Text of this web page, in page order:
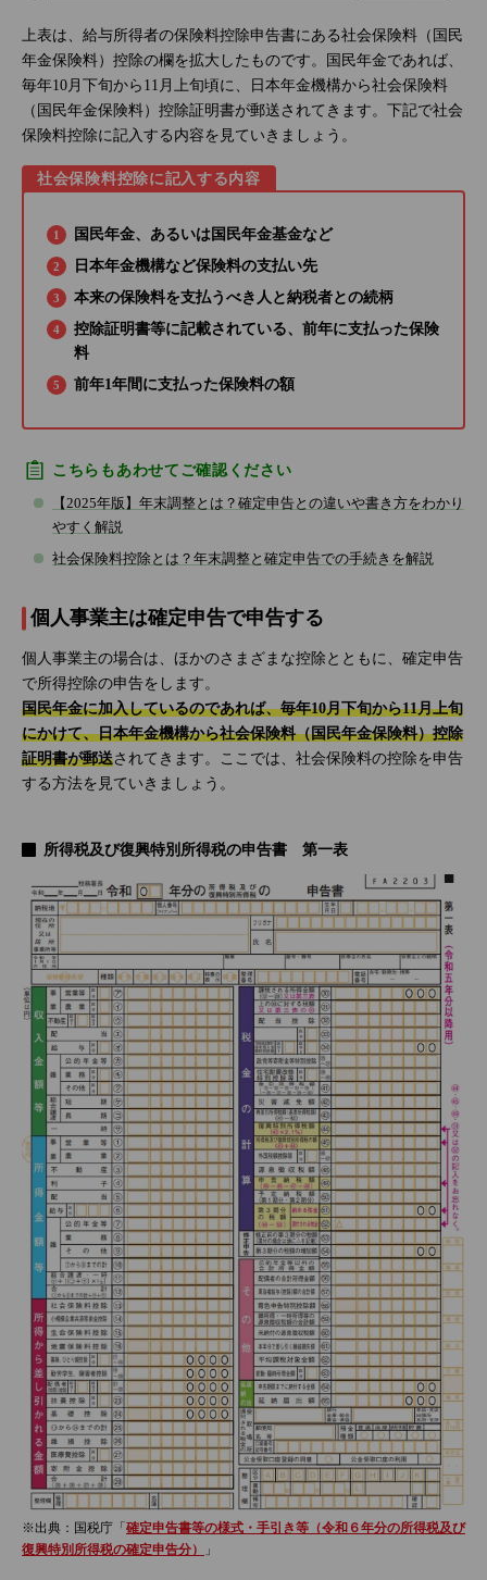
上表は、給与所得者の保険料控除申告書にある社会保険料（国民
年金保険料）控除の欄を拡大したものです。国民年金であれば、
毎年10月下旬から11月上旬頃に、日本年金機構から社会保険料
（国民年金保険料）控除証明書が郵送されてきます。下記で社会
保険料控除に記入する内容を見ていきましょう。
社会保険料控除に記入する内容
国民年金、あるいは国民年金基金など
日本年金機構など保険料の支払い先
本来の保険料を支払うべき人と納税者との続柄
控除証明書等に記載されている、前年に支払った保険
料
前年1年間に支払った保険料の額
こちらもあわせてご確認ください
【2025年版】年末調整とは？確定申告との違いや書き方をわかり
やすく解説
社会保険料控除とは？年末調整と確定申告での手続きを解説
個人事業主は確定申告で申告する
個人事業主の場合は、ほかのさまざまな控除とともに、確定申告
で所得控除の申告をします。
国民年金に加入しているのであれば、毎年10月下旬から11月上旬
にかけて、日本年金機構から社会保険料（国民年金保険料）控除
証明書が郵送されてきます。ここでは、社会保険料の控除を申告
する方法を見ていきましょう。
所得税及び復興特別所得税の申告書 第一表
※出典：国税庁「 確定申告書等の様式・手引き等（令和６年分の所得税及び
復興特別所得税の確定申告分）
」